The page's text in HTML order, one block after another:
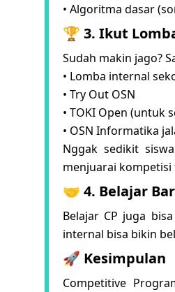
• Algoritma dasar
🏆 3. Ikut
Sudah makin jago?
• Lomba internal
• Try Out OSN
• TOKI Open (untuk
• OSN Informatika
Nggak sedikit
menjuarai
🤝 4. Belajar
Belajar CP juga
internal bisa bikin
🚀 Kesimpulan
Competitive